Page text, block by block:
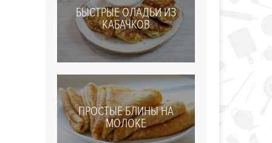
БЫСТРЫЕ ОЛАДЬИ ИЗ
КАБАЧКОВ
ПРОСТЫЕ БЛИНЫ НА
МОЛОКЕ